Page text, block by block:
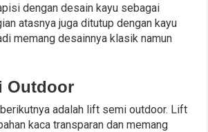
dengan desain kayu sebagai
atasnya juga ditutup dengan kayu
memang desainnya klasik namun
Outdoor
adalah lift semi outdoor. Lift
kaca transparan dan memang